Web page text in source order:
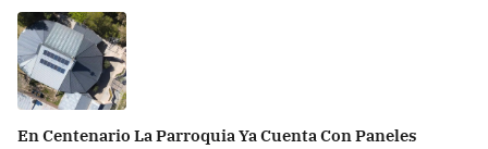
En Centenario La Parroquia Ya Cuenta Con Paneles